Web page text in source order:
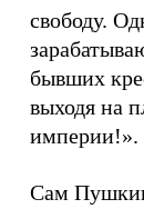
свободу.
бывших
выходя на
империи!».
Сам